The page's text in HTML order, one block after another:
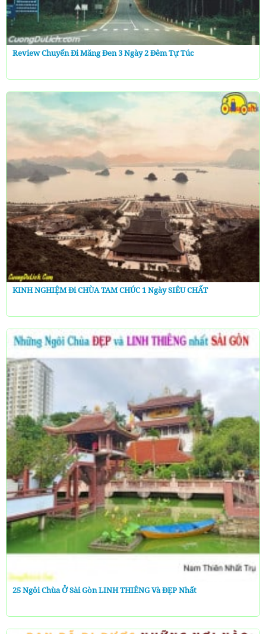
Review Chuyến Đi Măng Đen 3 Ngày 2 Đêm Tự Túc
KINH NGHIỆM Đi CHÙA TAM CHÚC 1 Ngày SIÊU CHẤT
25 Ngôi Chùa Ở Sài Gòn LINH THIÊNG Và ĐẸP Nhất